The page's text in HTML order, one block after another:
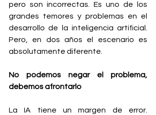
pero son incorrectas. Es uno de los
grandes temores y problemas en el
desarrollo de la inteligencia artificial.
Pero, en dos años el escenario es
absolutamente diferente.
No podemos negar el problema,
debemos afrontarlo
La IA tiene un margen de error.